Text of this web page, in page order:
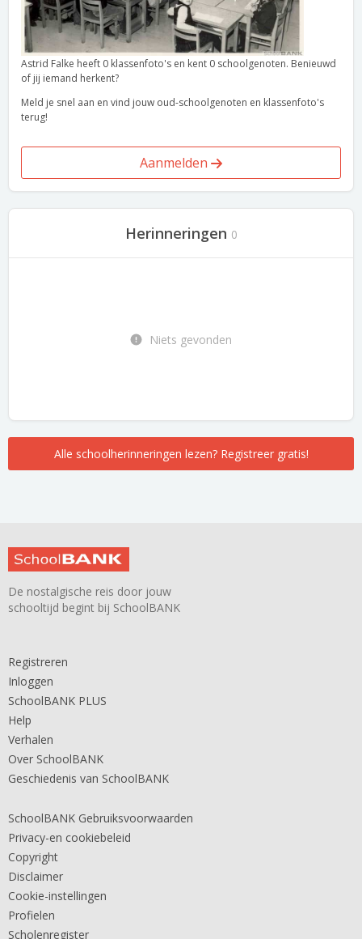
Astrid Falke heeft 0 klassenfoto's en kent 0 schoolgenoten. Benieuwd
of jij iemand herkent?
Meld je snel aan en vind jouw oud-schoolgenoten en klassenfoto's
terug!
Aanmelden
Herinneringen 0
Niets gevonden
Alle schoolherinneringen lezen? Registreer gratis!
De nostalgische reis door jouw
schooltijd begint bij SchoolBANK
Registreren
Inloggen
SchoolBANK PLUS
Help
Verhalen
Over SchoolBANK
Geschiedenis van SchoolBANK
SchoolBANK Gebruiksvoorwaarden
Privacy-en cookiebeleid
Copyright
Disclaimer
Cookie-instellingen
Profielen
Scholenregister